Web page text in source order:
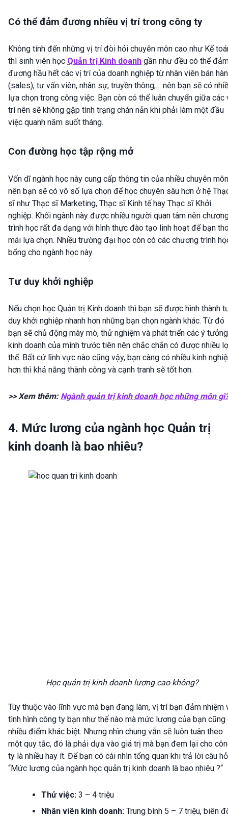
Có thể đảm đương nhiều vị trí trong công ty
Không tính đến những vị trí đòi hỏi chuyên môn cao như Kế
thì sinh viên học Quản trị Kinh doanh gần như đều có thể
đương hầu hết các vị trí của doanh nghiệp từ nhân viên bán
(sales), tư vấn viên, nhân sự, truyền thông,… nên bạn sẽ có
lựa chọn trong công việc. Bạn còn có thể luân chuyển giữa các
trí nên sẽ không gặp tình trạng chán nản khi phải làm một đầu
việc quanh năm suốt tháng.
Con đường học tập rộng mở
Vốn dĩ ngành học này cung cấp thông tin của nhiều chuyên môn
nên bạn sẽ có vô số lựa chọn để học chuyên sâu hơn ở hệ
sĩ như Thạc sĩ Marketing, Thạc sĩ Kinh tế hay Thạc sĩ Khởi
nghiệp. Khối ngành này được nhiều người quan tâm nên
trình học rất đa dạng với hình thực đào tạo linh hoạt để bạn
mái lựa chọn. Nhiều trường đại học còn có các chương trình
bổng cho ngành học này.
Tư duy khởi nghiệp
Nếu chọn học Quản trị Kinh doanh thì bạn sẽ được hình thành
duy khởi nghiệp nhanh hơn những bạn chọn ngành khác. Từ đó
bạn sẽ chủ động mày mò, thử nghiệm và phát triển các ý tưởng
kinh doanh của mình trước tiên nên chắc chắn có được nhiều
thế. Bất cứ lĩnh vực nào cũng vậy, bạn càng có nhiều kinh
hơn thì khả năng thành công và cạnh tranh sẽ tốt hơn.
>> Xem thêm: Ngành quản trị kinh doanh học những môn
4. Mức lương của ngành học Quản trị
kinh doanh là bao nhiêu?
Học quản trị kinh doanh lương cao không?
Tùy thuộc vào lĩnh vực mà bạn đang làm, vị trí bạn đảm nhiệm
tình hình công ty bạn như thế nào mà mức lương của bạn cũng
nhiều điểm khác biệt. Nhưng nhìn chung vẫn sẽ luôn tuân theo
một quy tắc, đó là phải dựa vào giá trị mà bạn đem lại cho
ty là nhiều hay ít. Để bạn có cái nhìn tổng quan khi trả lời câu
“Mức lương của ngành học quản trị kinh doanh là bao nhiêu ?“
Thử việc: 3 – 4 triệu
Nhân viên kinh doanh: Trung bình 5 – 7 triệu, biên